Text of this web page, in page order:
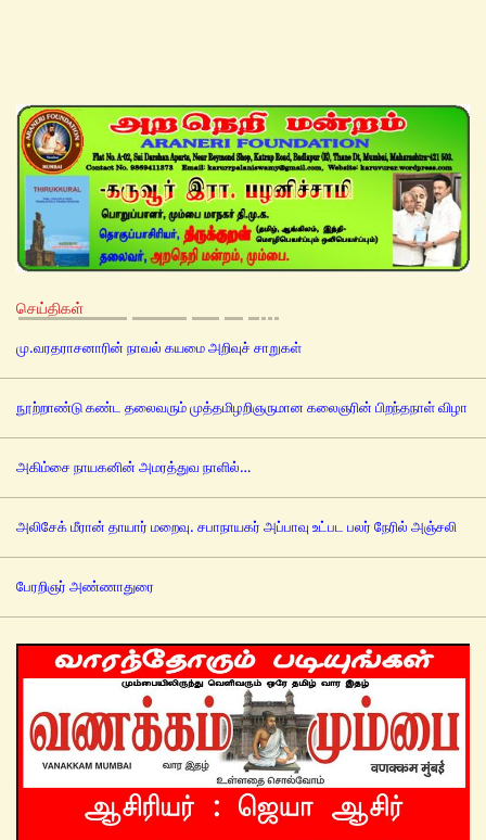
செய்திகள்
மு.வரதராசனாரின் நாவல் கயமை அறிவுச் சாறுகள்
நூற்றாண்டு கண்ட தலைவரும் முத்தமிழறிஞருமான கலைஞரின் பிறந்தநாள் விழா
அகிம்சை நாயகனின் அமரத்துவ நாளில்…
அலிசேக் மீரான் தாயார் மறைவு. சபாநாயகர் அப்பாவு உட்பட பலர் நேரில் அஞ்சலி
பேரறிஞர் அண்ணாதுரை